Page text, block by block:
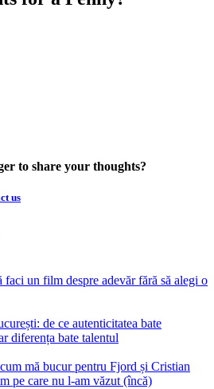
to share your thoughts?
us
faci un film despre adevăr fără să alegi o
de ce autenticitatea bate
diferența bate talentul
mă bucur pentru Fjord și Cristian
pe care nu l-am văzut (încă)